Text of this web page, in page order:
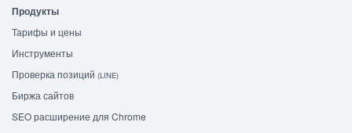
Продукты
Тарифы и цены
Инструменты
Проверка позиций (LINE)
Биржа сайтов
SEO расширение для Chrome